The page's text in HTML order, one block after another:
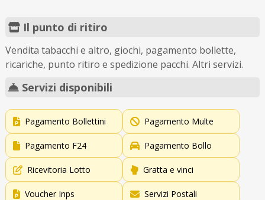
Il punto di ritiro
Vendita tabacchi e altro, giochi, pagamento bollette,
ricariche, punto ritiro e spedizione pacchi. Altri servizi.
Servizi disponibili
Pagamento Bollettini Pagamento Multe
Pagamento F24 Pagamento Bollo
Ricevitoria Lotto Gratta e vinci
Voucher Inps Servizi Postali